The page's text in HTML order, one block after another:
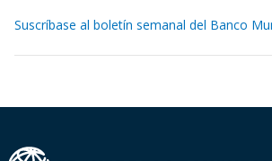
Suscríbase al boletín semanal del Banco